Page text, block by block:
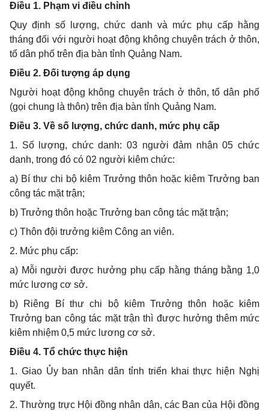
Điều 1. Phạm vi điều chỉnh
Quy định số lượng, chức danh và mức phụ cấp hằng
tháng đối với người hoạt động không chuyên trách ở thôn,
tổ dân phố trên địa bàn tỉnh Quảng Nam.
Điều 2. Đối tượng áp dụng
Người hoạt động không chuyên trách ở thôn, tổ dân phố
(gọi chung là thôn) trên địa bàn tỉnh Quảng Nam.
Điều 3. Về số lượng, chức danh, mức phụ cấp
1. Số lượng, chức danh: 03 người đảm nhận 05 chức
danh, trong đó có 02 người kiêm chức:
a) Bí thư chi bộ kiêm Trưởng thôn hoặc kiêm Trưởng ban
công tác mặt trận;
b) Trưởng thôn hoặc Trưởng ban công tác mặt trận;
c) Thôn đội trưởng kiêm Công an viên.
2. Mức phụ cấp:
a) Mỗi người được hưởng phụ cấp hằng tháng bằng 1,0
mức lương cơ sở.
b) Riêng Bí thư chi bộ kiêm Trưởng thôn hoặc kiêm
Trưởng ban công tác mặt trận thì được hưởng thêm mức
kiêm nhiệm 0,5 mức lương cơ sở.
Điều 4. Tổ chức thực hiện
1. Giao Ủy ban nhân dân tỉnh triển khai thực hiện Nghị
quyết.
2. Thường trực Hội đồng nhân dân, các Ban của Hội đồng